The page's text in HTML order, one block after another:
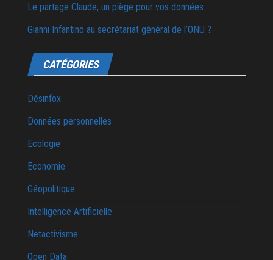
Le partage Claude, un piège pour vos données
Gianni Infantino au secrétariat général de l’ONU ?
CATÉGORIES
Désinfox
Données personnelles
Ecologie
Economie
Géopolitique
Intelligence Artificielle
Netactivisme
Open Data